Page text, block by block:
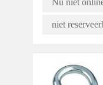
Nu niet
niet